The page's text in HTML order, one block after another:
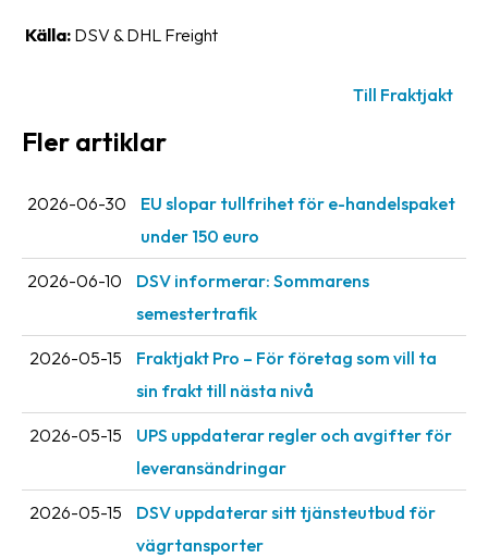
Villkor
Integritet
Förbjudet
farligt
innehåll
Källa: DSV & DHL Freight
Till Fraktjakt
Fler artiklar
2026-06-30
EU slopar tullfrihet för e-handelspaket
under 150 euro
2026-06-10
DSV informerar: Sommarens
semestertrafik
2026-05-15
Fraktjakt Pro – För företag som vill ta
sin frakt till nästa nivå
2026-05-15
UPS uppdaterar regler och avgifter för
leveransändringar
2026-05-15
DSV uppdaterar sitt tjänsteutbud för
vägrtansporter